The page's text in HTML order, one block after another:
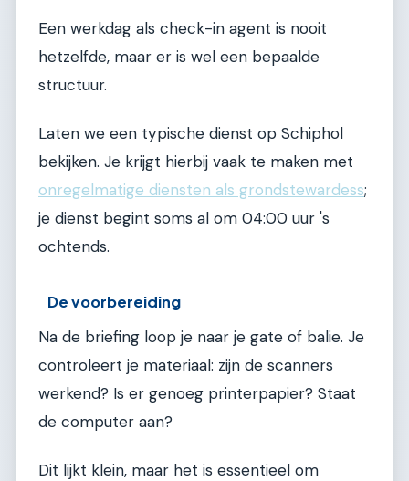
Een werkdag als check-in agent is nooit
hetzelfde, maar er is wel een bepaalde
structuur.
Laten we een typische dienst op Schiphol
bekijken. Je krijgt hierbij vaak te maken met
onregelmatige diensten als grondstewardess;
je dienst begint soms al om 04:00 uur 's
ochtends.
De voorbereiding
Na de briefing loop je naar je gate of balie. Je
controleert je materiaal: zijn de scanners
werkend? Is er genoeg printerpapier? Staat
de computer aan?
Dit lijkt klein, maar het is essentieel om